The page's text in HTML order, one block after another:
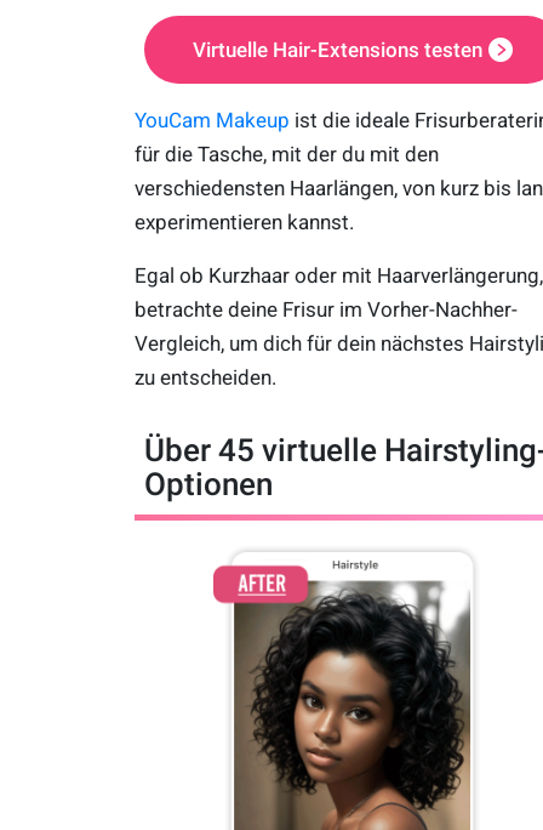
Virtuelle Hair-Extensions testen
YouCam Makeup ist die ideale
für die Tasche, mit der du mit den
verschiedensten Haarlängen, von kurz bis
experimentieren kannst.
Egal ob Kurzhaar oder mit Haarverlängerung,
betrachte deine Frisur im Vorher-Nachher-
Vergleich, um dich für dein nächstes
zu entscheiden.
Über 45 virtuelle
Optionen